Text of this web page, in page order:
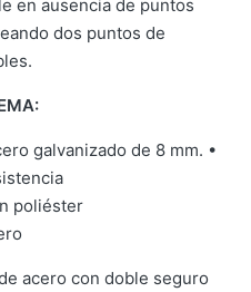
en ausencia de puntos
dos puntos de
galvanizado de 8 mm. •
poliéster
acero con doble seguro